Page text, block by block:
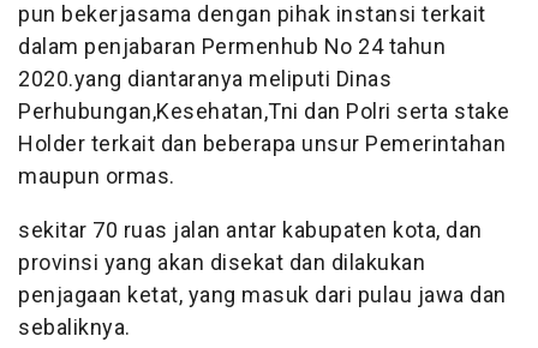
pun bekerjasama dengan pihak instansi terkait
dalam penjabaran Permenhub No 24 tahun
2020.yang diantaranya meliputi Dinas
Perhubungan,Kesehatan,Tni dan Polri serta stake
Holder terkait dan beberapa unsur Pemerintahan
maupun ormas.
sekitar 70 ruas jalan antar kabupaten kota, dan
provinsi yang akan disekat dan dilakukan
penjagaan ketat, yang masuk dari pulau jawa dan
sebaliknya.